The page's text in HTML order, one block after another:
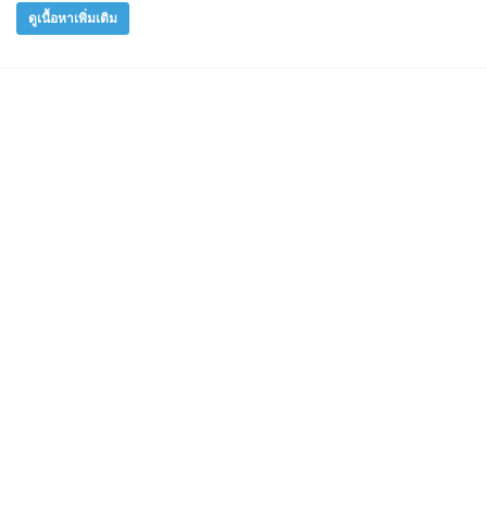
ดูเนื้อหาเพิ่มเติม